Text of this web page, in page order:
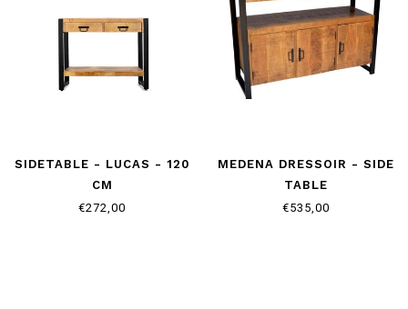
SIDETABLE - LUCAS - 120
CM
€272,00
MEDENA DRESSOIR - SIDE
TABLE
€535,00